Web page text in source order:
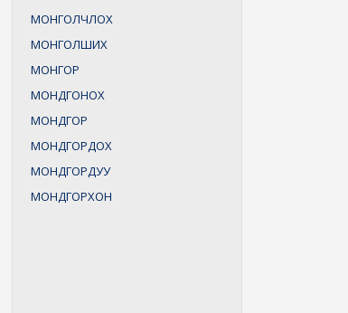
МОНГОЛЧЛОХ
МОНГОЛШИХ
МОНГОР
МОНДГОНОХ
МОНДГОР
МОНДГОРДОХ
МОНДГОРДУУ
МОНДГОРХОН